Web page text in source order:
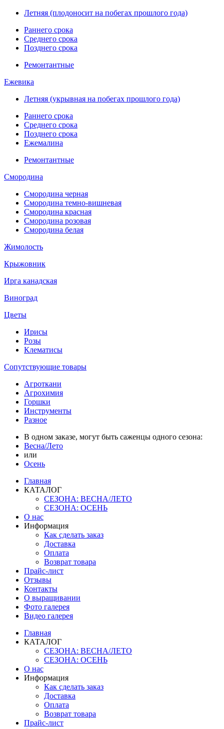
Летняя (плодоносит на побегах прошлого года)
Раннего срока
Среднего срока
Позднего срока
Ремонтантные
Ежевика
Летняя (укрывная на побегах прошлого года)
Раннего срока
Среднего срока
Позднего срока
Ежемалина
Ремонтантные
Смородина
Смородина черная
Смородина темно-вишневая
Смородина красная
Смородина розовая
Смородина белая
Жимолость
Крыжовник
Ирга канадская
Виноград
Цветы
Ирисы
Розы
Клематисы
Сопутствующие товары
Агроткани
Агрохимия
Горшки
Инструменты
Разное
В одном заказе, могут быть саженцы одного сезона:
Весна/Лето
или
Осень
Главная
КАТАЛОГ
СЕЗОНА: ВЕСНА/ЛЕТО
СЕЗОНА: ОСЕНЬ
О нас
Информация
Как сделать заказ
Доставка
Оплата
Возврат товара
Прайс-лист
Отзывы
Контакты
О выращивании
Фото галерея
Видео галерея
Главная
КАТАЛОГ
СЕЗОНА: ВЕСНА/ЛЕТО
СЕЗОНА: ОСЕНЬ
О нас
Информация
Как сделать заказ
Доставка
Оплата
Возврат товара
Прайс-лист